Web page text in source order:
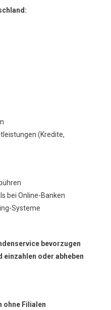
(Kredite,
bei Online-Banken
Systeme
bevorzugen
oder abheben
ohne Filialen